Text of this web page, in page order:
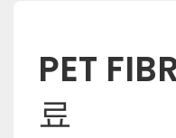
PET
료